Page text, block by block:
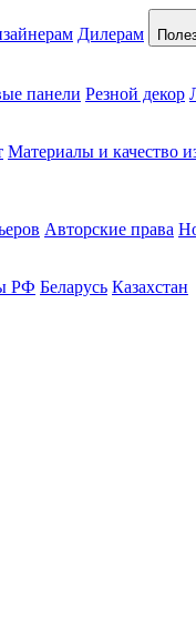
Дилерам
панели Резной декор
Материалы и качество
Авторские права
РФ Беларусь Казахстан